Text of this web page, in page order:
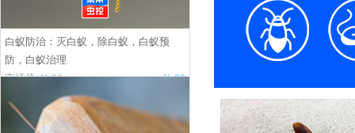
白蚁防治：灭白蚁，除白蚁，白蚁预
防，白蚁治理
市场价:￥.00
￥.00